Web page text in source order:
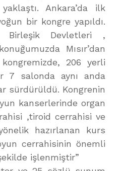
yaklaştı. Ankara’da ilk
bir kongre yapıldı.
Birleşik Devletleri ,
Mısır’dan
kongremizde, 206 yerli
7 salonda aynı anda
sürdürüldü. Kongrenin
kanserlerinde organ
,tiroid cerrahisi ve
hazırlanan kurs
cerrahisinin önemli
işlenmiştir”